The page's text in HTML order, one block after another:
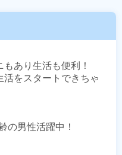
あり生活も便利！
をスタートできちゃ
の男性活躍中！